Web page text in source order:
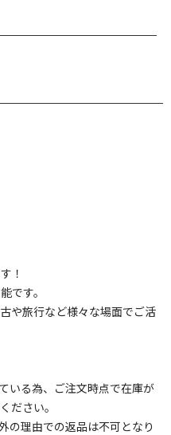
！
です。
や旅行など様々な場面でご活
いる為、ご注文時点で在庫が
ださい。
の理由での返品は不可となり